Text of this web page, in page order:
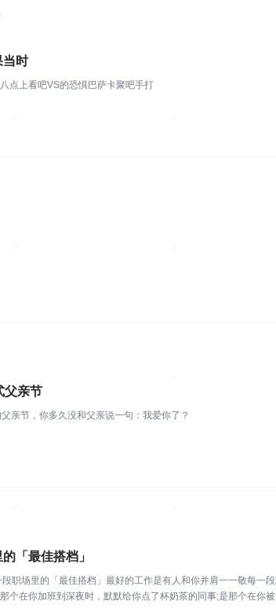
当时
点上看吧VS的恐惧巴萨卡聚吧手打
父亲节
亲节，你多久没和父亲说一句：我爱你了？
「最佳搭档」
职场里的「最佳搭档」最好的工作是有人和你并肩一一敬每一
个在你加班到深夜时，默默给你点了杯奶茶的同事;是那个在你